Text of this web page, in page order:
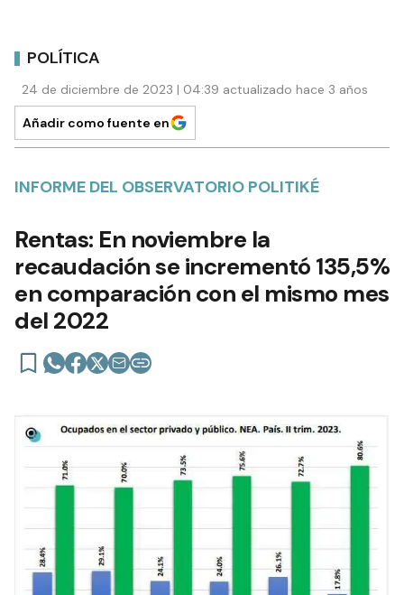
POLÍTICA
24 de diciembre de 2023 | 04:39 actualizado hace 3 años
Añadir como fuente en
INFORME DEL OBSERVATORIO POLITIKÉ
Rentas: En noviembre la
recaudación se incrementó 135,5%
en comparación con el mismo mes
del 2022